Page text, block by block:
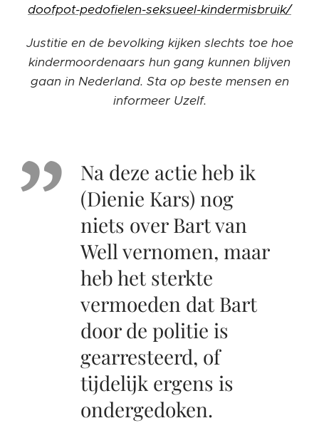
doofpot-pedofielen-seksueel-kindermisbruik/
Justitie en de bevolking kijken slechts toe hoe
kindermoordenaars hun gang kunnen blijven
gaan in Nederland. Sta op beste mensen en
informeer Uzelf.
Na deze actie heb ik
(Dienie Kars) nog
niets over Bart van
Well vernomen, maar
heb het sterkte
vermoeden dat Bart
door de politie is
gearresteerd, of
tijdelijk ergens is
ondergedoken.